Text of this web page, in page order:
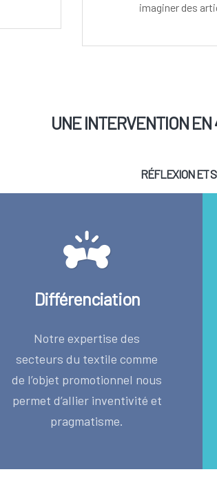
imaginer des
UNE INTERVENTION
RÉFLEXION ET
Différenciation
Notre expertise des
secteurs du textile comme
de l’objet promotionnel nous
permet d’allier inventivité et
pragmatisme.